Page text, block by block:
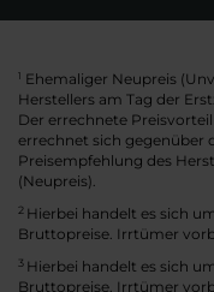
1 Ehemaliger Neupreis
Herstellers am Tag der
Der errechnete
errechnet sich gegenüber
Preisempfehlung des
(Neupreis).
2 Hierbei handelt es sich
Bruttopreise. Irrtümer
3 Hierbei handelt es sich
Bruttopreise. Irrtümer